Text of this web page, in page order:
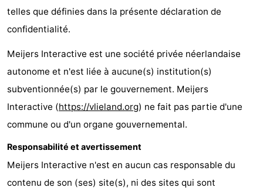
minutes
Plages
faire
Lieux
d'intérêt
-
Monuments
-
Points
Attractions
telles que définies dans la présente déclaration de
confidentialité.
Meijers Interactive est une société privée néerlandaise
autonome et n'est liée à aucune(s) institution(s)
subventionnée(s) par le gouvernement. Meijers
Interactive (https://vlieland.org) ne fait pas partie d'une
commune ou d'un organe gouvernemental.
Responsabilité et avertissement
Meijers Interactive n'est en aucun cas responsable du
contenu de son (ses) site(s), ni des sites qui sont